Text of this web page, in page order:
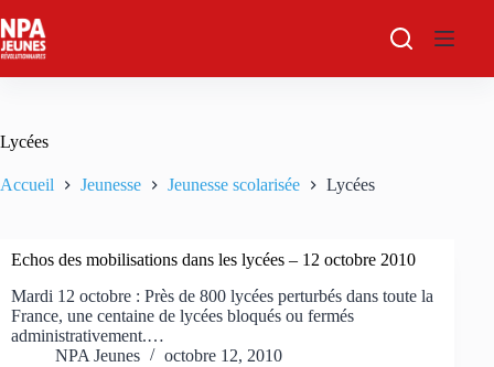
au
contenu
Lycées
Accueil Jeunesse Jeunesse scolarisée Lycées
Echos des mobilisations dans les lycées – 12 octobre 2010
Mardi 12 octobre : Près de 800 lycées perturbés dans toute la
France, une centaine de lycées bloqués ou fermés
administrativement.…
NPA Jeunes
octobre 12, 2010